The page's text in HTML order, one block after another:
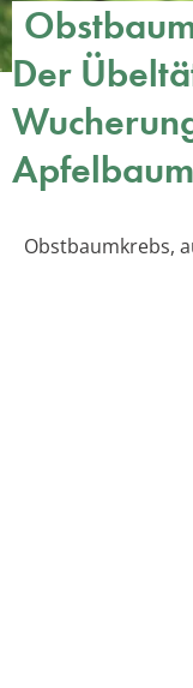
Der
Obstbaumkrebs,